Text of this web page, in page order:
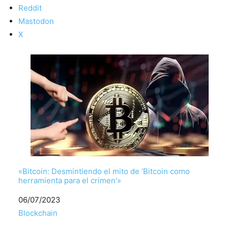
Reddit
Mastodon
X
«Bitcoin: Desmintiendo el mito de ‘Bitcoin como
herramienta para el crimen'»
Fecha
06/07/2023
Respecto a
Blockchain